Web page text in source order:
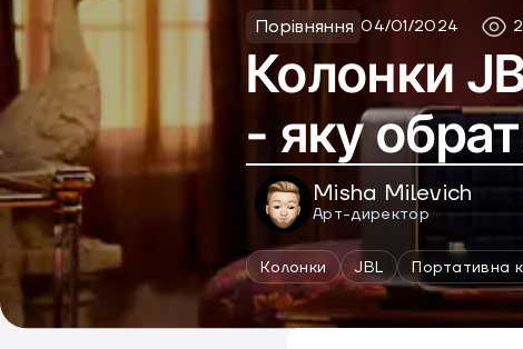
Порівняння 04/01/2024
Колонки
- яку
Misha Milevich
Арт-директор
Колонки JBL Портативна